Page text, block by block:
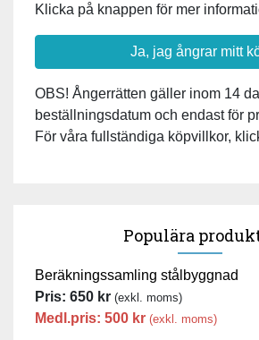
Klicka på knappen för mer
Ja, jag ångrar mitt
OBS! Ångerrätten gäller inom 14
beställningsdatum och endast för
För våra fullständiga köpvillkor,
Populära
Beräkningssamling stålbyggnad
Pris: 650 kr (exkl. moms)
Medl.pris: 500 kr (exkl. moms)